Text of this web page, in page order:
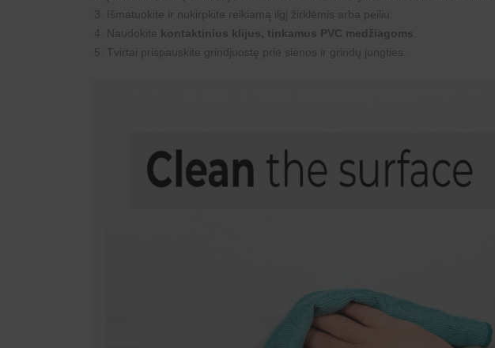
Išmatuokite ir nukirpkite reikiamą ilgį žirklėmis arba peiliu.
Naudokite kontaktinius klijus, tinkamus PVC medžiagoms
Tvirtai prispauskite grindjuostę prie sienos ir grindų jungties.